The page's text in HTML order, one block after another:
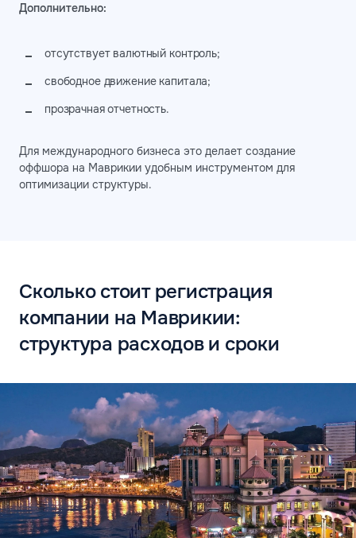
Дополнительно:
отсутствует валютный контроль;
свободное движение капитала;
прозрачная отчетность.
Для международного бизнеса это делает создание
оффшора на Маврикии удобным инструментом для
оптимизации структуры.
Сколько стоит регистрация
компании на Маврикии:
структура расходов и сроки